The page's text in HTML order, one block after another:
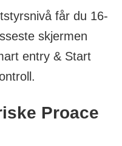
kapsel
dørhåndtak
med
får du 16-
skjermen
entry & Start
Proace